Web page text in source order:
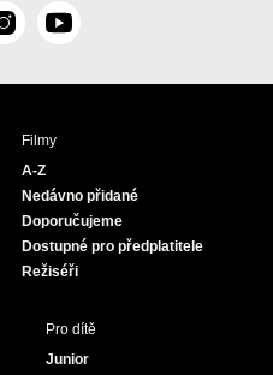
I
s
Y
u
Filmy
A-Z
Nedávno přidané
Doporučujeme
Dostupné pro předplatitele
Režiséři
Pro dítě
Junior